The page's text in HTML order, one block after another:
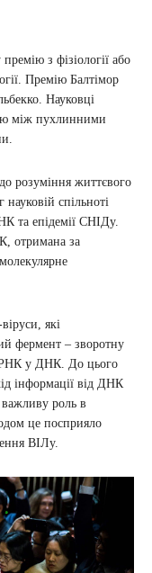
з фізіології або
Премію Балтімор
Науковці
між пухлинними
розуміння життєвого
спільноті
та епідемії СНІДу.
отримана за
які
фермент – зворотну
РНК у ДНК. До цього
інформації від ДНК
важливу роль в
це посприяло
ВІЛу.